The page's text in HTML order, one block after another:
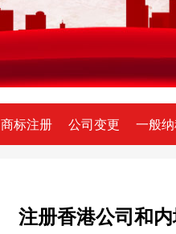
商标注册 公司变更 一般
注册香港公司和